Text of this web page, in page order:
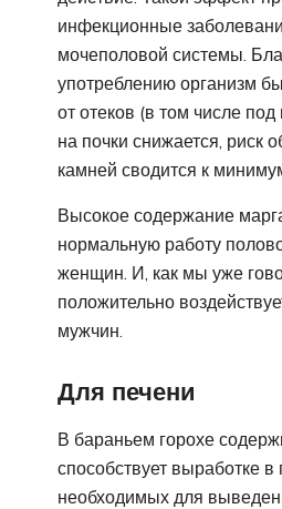
инфекционные
мочеполовой системы.
употреблению организм
от отеков (в том числе под
на почки снижается, риск
камней сводится к
Высокое содержание
нормальную работу
женщин. И, как мы уже
положительно
мужчин.
Для печени
В бараньем горохе
способствует выработке
необходимых для